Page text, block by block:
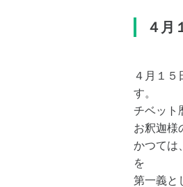
４月
４月１５
す。
チベット
お釈迦様
かつては
を
第一義と